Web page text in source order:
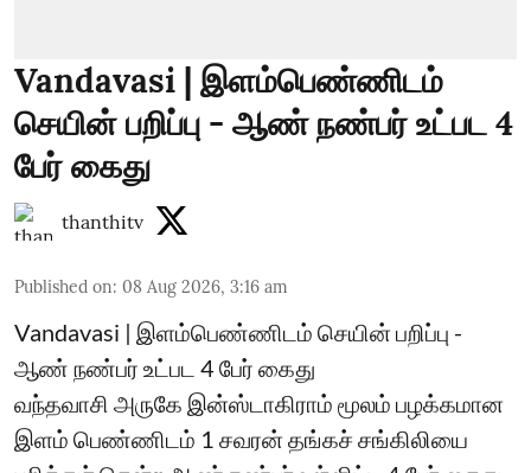
Vandavasi | இளம்பெண்ணிடம்
செயின் பறிப்பு - ஆண் நண்பர் உட்பட 4
பேர் கைது
thanthitv
Published on: 08 Aug 2026, 3:16 am
Vandavasi | இளம்பெண்ணிடம் செயின் பறிப்பு -
ஆண் நண்பர் உட்பட 4 பேர் கைது
வந்தவாசி அருகே இன்ஸ்டாகிராம் மூலம் பழக்கமான
இளம் பெண்ணிடம் 1 சவரன் தங்கச் சங்கிலியை